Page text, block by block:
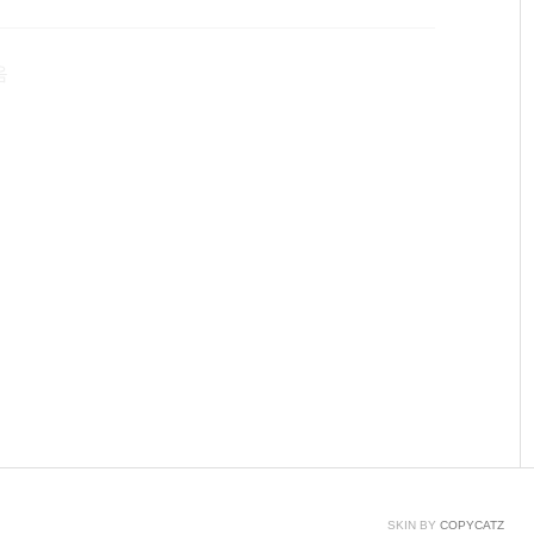
을 하는지 꼭 알아보셔야 합니다. 요즘 나오는 램과 보
SKIN BY COPYCATZ